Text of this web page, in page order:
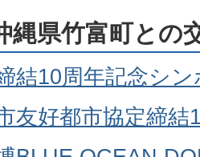
縄県竹富町との
結10周年記念シ
友好都市協定締結